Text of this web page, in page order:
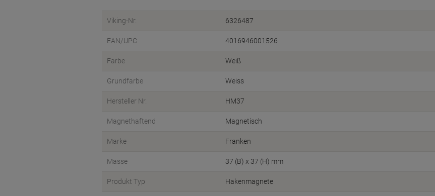
Viking-Nr. 6326487
EAN/UPC 4016946001526
Farbe Weiß
Grundfarbe Weiss
Hersteller Nr. HM37
Magnethaftend Magnetisch
Marke Franken
Masse 37 (B) x 37 (H) mm
Produkt Typ Hakenmagnete